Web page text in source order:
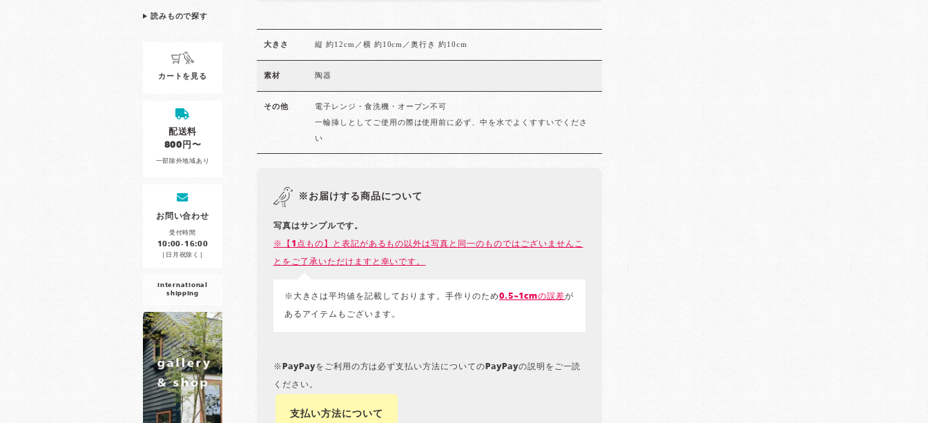
読みもので探す
カートを見る
配送料
800円〜
一部除外地域あり
お問い合わせ
受付時間
10:00-16:00
［日月祝除く］
international
shipping
大きさ 縦 約12cm／横 約10cm／奥行き 約10cm
素材 陶器
その他
電子レンジ・食洗機・オーブン不可
一輪挿しとしてご使用の際は使用前に必ず、中を水でよくすすいでくださ
い
※お届けする商品について
写真はサンプルです。
※【1点もの】と表記があるもの以外は写真と同一のものではございませんこ
とをご了承いただけますと幸いです。
※大きさは平均値を記載しております。手作りのため0.5~1cmの誤差が
あるアイテムもございます。
※PayPayをご利用の方は必ず支払い方法についてのPayPayの説明をご一読
ください。
支払い方法について